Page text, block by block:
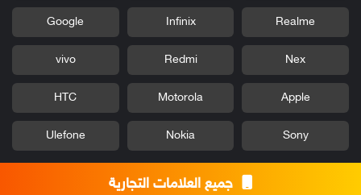
Realme
Infinix
Google
Nex
Redmi
vivo
Apple
Motorola
HTC
Sony
Nokia
Ulefone
جميع العلامات التجارية